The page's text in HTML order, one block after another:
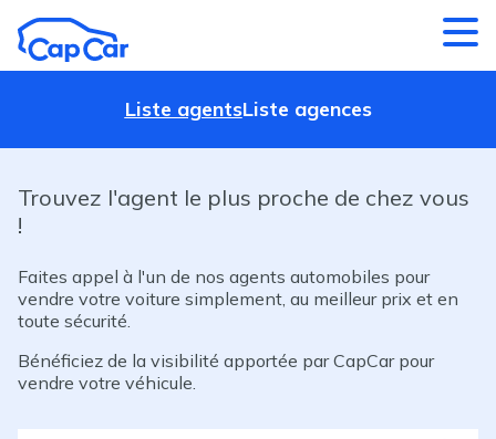
Liste agentsListe agences
Trouvez l'agent le plus proche de chez vous
!
Faites appel à l'un de nos agents automobiles pour
vendre votre voiture simplement, au meilleur prix et en
toute sécurité.
Bénéficiez de la visibilité apportée par CapCar pour
vendre votre véhicule.